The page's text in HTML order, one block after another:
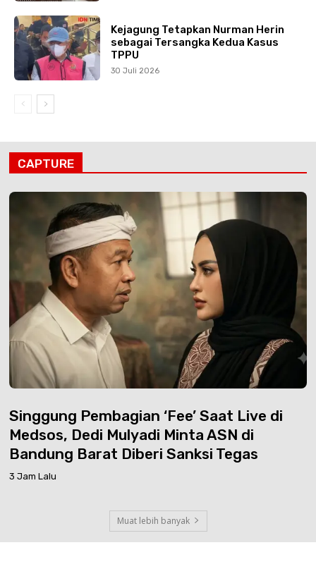
Kejagung Tetapkan Nurman Herin
sebagai Tersangka Kedua Kasus
TPPU
30 Juli 2026
CAPTURE
Singgung Pembagian ‘Fee’ Saat Live di
Medsos, Dedi Mulyadi Minta ASN di
Bandung Barat Diberi Sanksi Tegas
3 Jam Lalu
Muat lebih banyak